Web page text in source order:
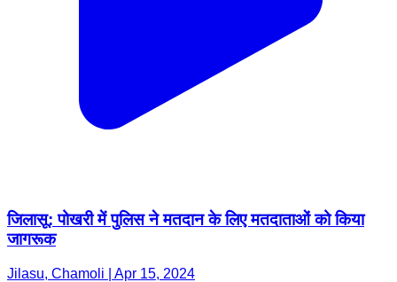
जिलासू: पोखरी में पुलिस ने मतदान के लिए मतदाताओं को किया
जागरूक
Jilasu, Chamoli | Apr 15, 2024